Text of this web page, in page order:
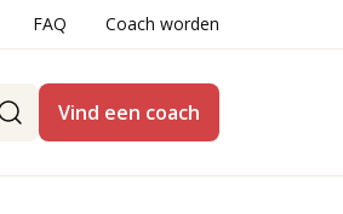
FAQ Coach worden
Vind een coach